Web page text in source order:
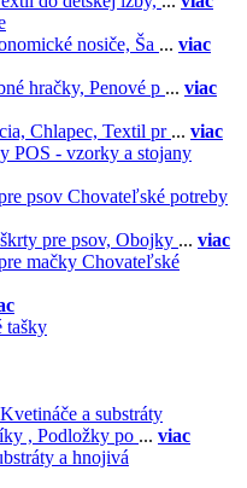
nosiče, Ša ... viac
hračky, Penové p ... viac
Chlapec, Textil pr ... viac
POS - vzorky a stojany
Chovateľské potreby
pre psov, Obojky ... viac
Chovateľské
tašky
Kvetináče a substráty
, Podložky po ... viac
a hnojivá